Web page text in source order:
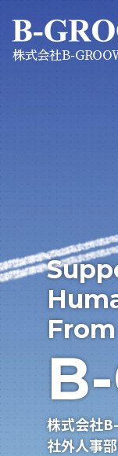
株式会社
社外人事部